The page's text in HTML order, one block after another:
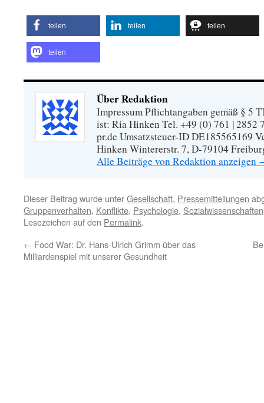
teilen teilen teilen
teilen
Über Redaktion
Impressum Pflichtangaben gemäß § 5
ist: Ria Hinken Tel. +49 (0) 761 | 2852
pr.de Umsatzsteuer-ID DE185565169
Hinken Wintererstr. 7, D-79104
Alle Beiträge von Redaktion anzeigen
Dieser Beitrag wurde unterGesellschaft, Pressemitteilungen
Gruppenverhalten, Konflikte, Psychologie, Sozialwissenschaften
Lesezeichen auf den Permalink.
← Food War: Dr. Hans-Ulrich Grimm über das
Milliardenspiel mit unserer Gesundheit